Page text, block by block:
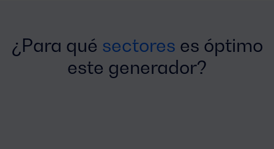
¿Para qué sectores es óptimo
este generador?